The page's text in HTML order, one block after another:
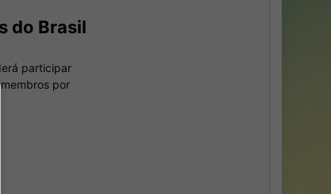
do Brasil
participar
por